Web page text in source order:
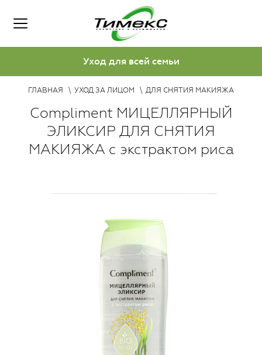
Уход для всей семьи
ГЛАВНАЯ УХОД ЗА ЛИЦОМ ДЛЯ СНЯТИЯ МАКИЯЖА
Compliment МИЦЕЛЛЯРНЫЙ
ЭЛИКСИР ДЛЯ СНЯТИЯ
МАКИЯЖА с экстрактом риса